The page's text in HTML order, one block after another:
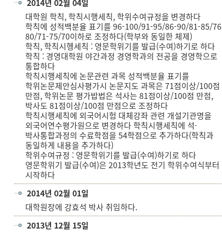
2014년 02월 04일
대학원 학칙, 학칙시행세칙, 학위수여규정을 변경하다
학칙에 성적백분율 표기를 96-100/91-95/86-90/81-85/
80/71-75/70이하로 조정하다(학부와 동일한 체제)
학칙, 학칙시헹세칙 : 영문학위기를 발급(수여)하기로 하다
학칙 : 경영대학원 야간과정 경영학과의 전공을 경영학으로
통합하다
학칙시행세칙에 논문관련 과목 성적백분율 표기를
학위논문제안심사평가시 논문지도 과목은 71점이상/100점
만점, 학위논문 평가밥법은 석사는 81점이상/100점 만점,
박사도 81점이상/100점 만점으로 조정하다
학칙시행세칙에 외국어시험 대체강좌 관련 개설기관명을
외국어연수평가원으로 변경하다 학칙시행세칙에 석·
박사통합과정의 수료학점을 54학점으로 추가하다(학칙과
동일하게 내용을 추가하다)
학위수여규정 : 영문학위기를 발급(수여)하기로 하다
영문학위기 발급(수여)은 2013학년도 전기 학위수여식부터
시작하다
2014년 02월 01일
대학원장에 강효석 박사 취임하다.
2013년 12월 15일